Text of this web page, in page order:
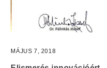
MÁJUS 7, 2018